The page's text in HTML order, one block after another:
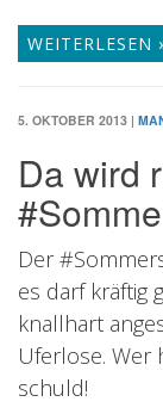
WEITERLESEN
5. OKTOBER 2013 |
Da wird
Der
es darf kräftig
knallhart
Uferlose. Wer
schuld!